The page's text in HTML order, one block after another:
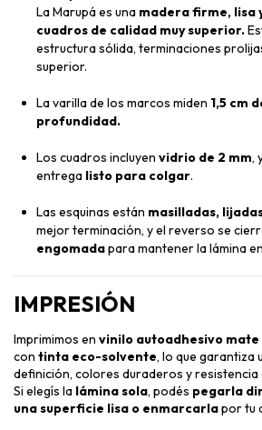
La Marupá es una madera firme, lisa
cuadros de calidad muy superior.
estructura sólida, terminaciones
superior.
La varilla de los marcos miden 1,5 cm
profundidad.
Los cuadros incluyen vidrio de 2 mm,
entrega listo para colgar.
Las esquinas están masilladas,
mejor terminación, y el reverso se
engomadapara mantener la lámina
IMPRESIÓN
Imprimimos en vinilo autoadhesivo
con tinta eco-solvente, lo que garantiza
definición, colores duraderos y resistencia
Si elegís la lámina sola, podés pegarla
una superficie lisa o enmarcarlapor tu